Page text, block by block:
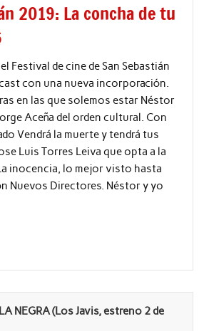
2019: La concha de tu
Festival de cine de San Sebastián
con una nueva incorporación.
en las que solemos estar Néstor
Aceña del orden cultural. Con
Vendrá la muerte y tendrá tus
Luis Torres Leiva que opta a la
inocencia, lo mejor visto hasta
Nuevos Directores. Néstor y yo
NEGRA (Los Javis, estreno 2 de